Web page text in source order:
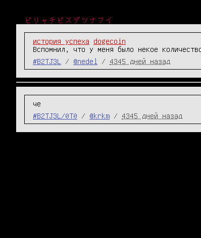
ビリャチピスデツナフイ
история успеха
dogecoin
Вспомнил, что у меня было некое
#B2TJ3L
/ @nedel / 4345 дней назад
че
#B2TJ3L/0T0
/ @krkm / 4345 дней назад